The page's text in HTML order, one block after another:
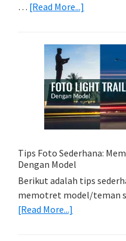
… [Read More...]
Memori
Tepat
Untuk
Kamera
Kamu
Tips Foto Sederhana:
Dengan Model
Berikut adalah tips
memotret model/teman
[Read More...]